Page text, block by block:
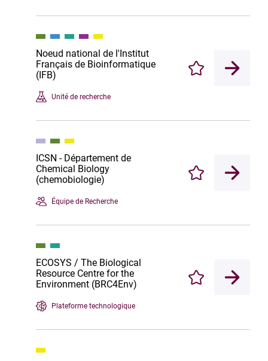
Noeud national de l'Institut
Français de Bioinformatique
(IFB)
Unité de recherche
Enregistrer
ICSN - Département de
Chemical Biology
(chemobiologie)
Équipe de Recherche
Enregistrer
ECOSYS / The Biological
Resource Centre for the
Environment (BRC4Env)
Plateforme technologique
Enregistrer